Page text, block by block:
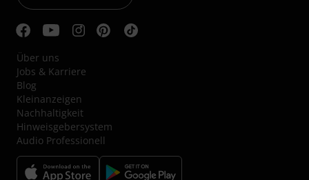
Über uns
Jobs & Karriere
Blog
Kleinanzeigen
Nachhaltigkeit
Hinweisgebersystem
Audio Professionell